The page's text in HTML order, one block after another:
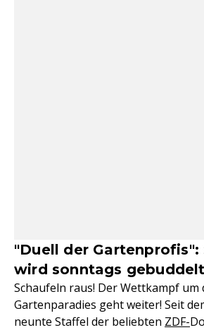
"Duell der Gartenprofis":
wird sonntags gebuddelt
Schaufeln raus! Der Wettkampf um
Gartenparadies geht weiter! Seit
neunte Staffel der beliebten ZDF-